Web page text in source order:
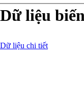
Dữ liệu
Dữ liệu chi tiết